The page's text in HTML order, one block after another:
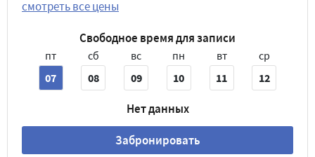
смотреть все цены
Свободное время для записи
пт
07
сб
08
вс
09
пн
10
вт
11
ср
12
Нет данных
Забронировать